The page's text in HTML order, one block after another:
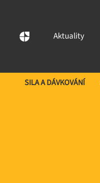
Aktuality
SILA A DÁVKOVÁNÍ